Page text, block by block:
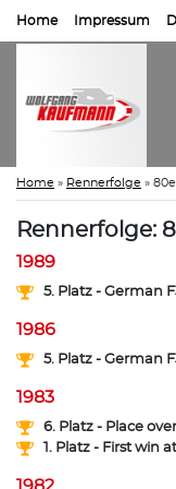
Home Impressum
Home » Rennerfolge »
Rennerfolge:
1989
5. Platz - German
1986
5. Platz - German
1983
6. Platz - Place
1. Platz - First win
1982